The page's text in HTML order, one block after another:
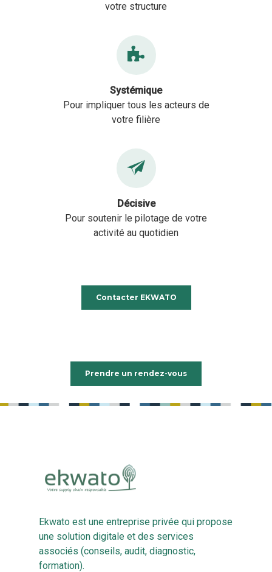
votre structure
Systémique
Pour impliquer tous les acteurs de
votre filière
Décisive
Pour soutenir le pilotage de votre
activité au quotidien
Contacter EKWATO
Prendre un rendez-vous
Ekwato est une entreprise privée qui propose
une solution digitale et des services
associés (conseils, audit, diagnostic,
formation).